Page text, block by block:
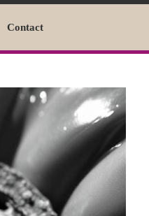
Contact